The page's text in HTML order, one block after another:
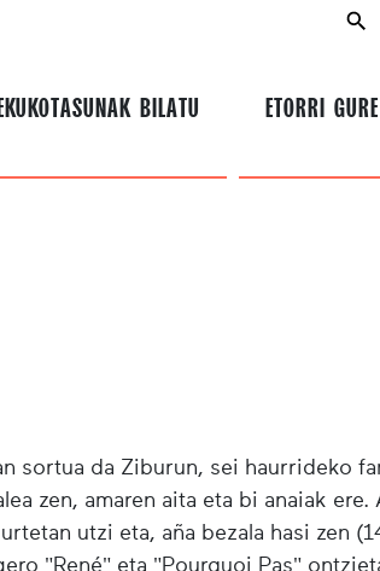
BILATU ETORRI
sortua da Ziburun, sei haurrideko
zen, amaren aita eta bi anaiak ere.
utzi eta, aña bezala hasi zen
"René" eta "Pourquoi Pas"